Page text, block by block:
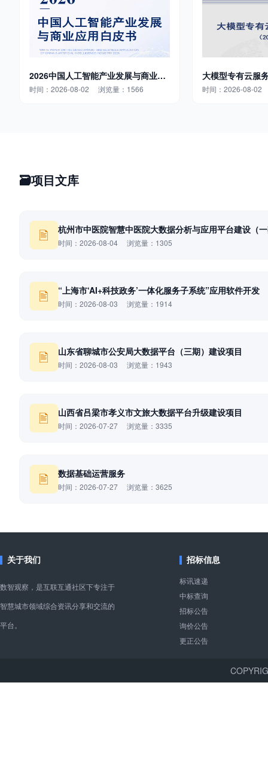
2026中国人工智能产业发展与商业应
用白皮书
时间：2026-08-02 浏览量：1566
大模型专有云服
年）
时间：2026-08-
🗃项目文库
🖹 杭州市中医院智慧中医院大数据分析与应用平台建设（
时间：2026-08-04 浏览量：1305
🖹 “上海市‘AI+科技政务’一体化服务子系统”应用软件开发
时间：2026-08-03 浏览量：1914
🖹 山东省聊城市公安局大数据平台（三期）建设项目
时间：2026-08-03 浏览量：1943
🖹 山西省吕梁市孝义市文旅大数据平台升级建设项目
时间：2026-07-27 浏览量：3335
🖹 数据基础运营服务
时间：2026-07-27 浏览量：3625
关于我们
数智观察，是互联互通社区下专注于
智慧城市领域综合资讯分享和交流的
平台。
招标信息
标讯速递
中标查询
招标公告
询价公告
更正公告